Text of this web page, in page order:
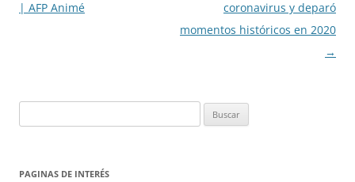
de
| AFP Animé
coronavirus y deparó
momentos históricos en 2020
→
PAGINAS DE INTERÉS